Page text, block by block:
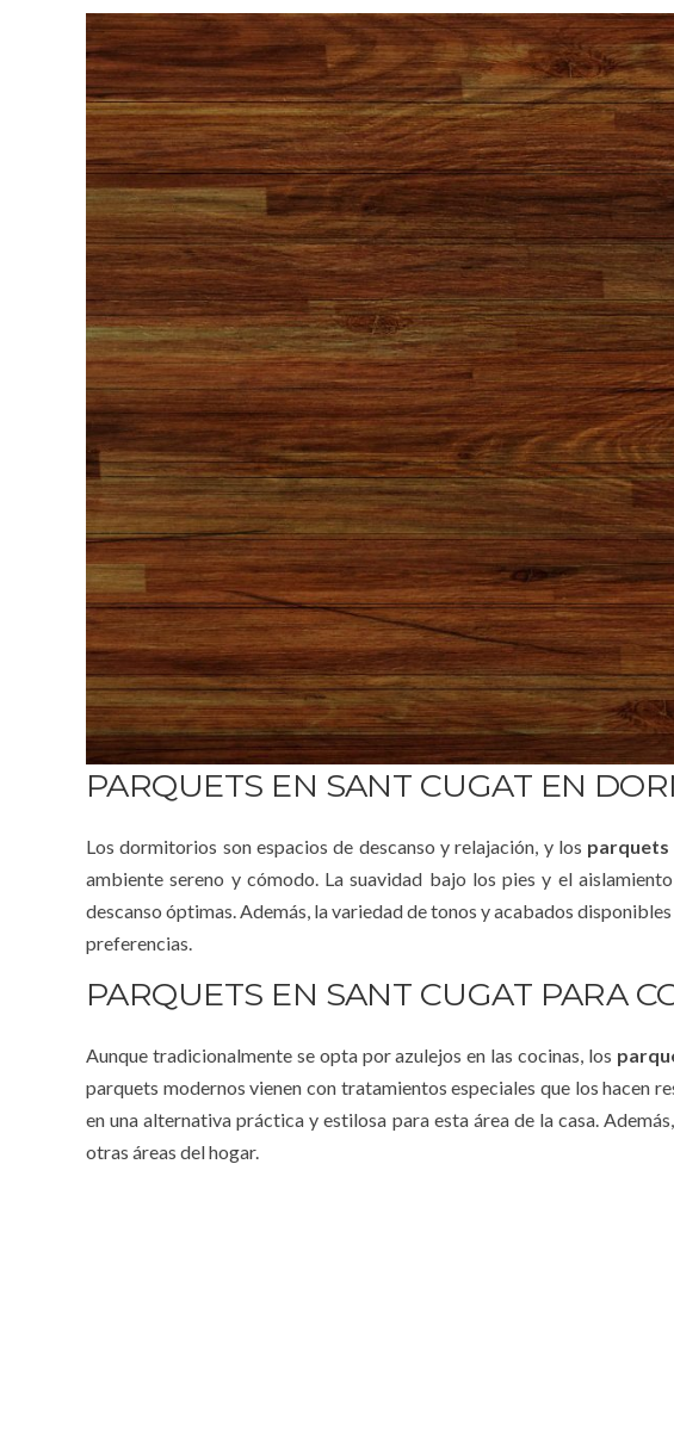
PARQUETS EN SANT CUGAT EN
Los dormitorios son espacios de descanso y relajación, y los parquets
ambiente sereno y cómodo. La suavidad bajo los pies y el
descanso óptimas. Además, la variedad de tonos y acabados
preferencias.
PARQUETS EN SANT CUGAT PARA
Aunque tradicionalmente se opta por azulejos en las cocinas, los
parquets modernos vienen con tratamientos especiales que los hacen
en una alternativa práctica y estilosa para esta área de la casa.
otras áreas del hogar.